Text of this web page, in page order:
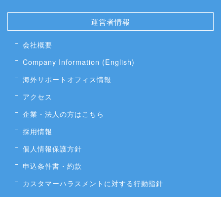
運営者情報
会社概要
Company Information (English)
海外サポートオフィス情報
アクセス
企業・法人の方はこちら
採用情報
個人情報保護方針
申込条件書・約款
カスタマーハラスメントに対する行動指針